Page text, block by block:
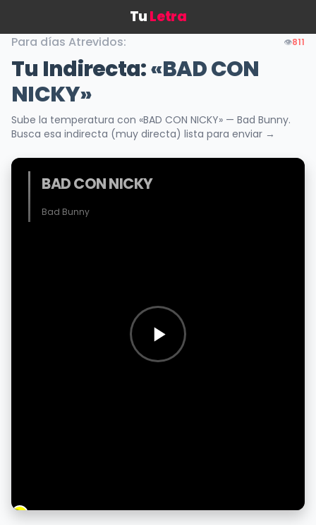
TuLetra
Para días Atrevidos: 👁️811
Tu Indirecta:«BAD CON
NICKY»
Sube la temperatura con «BAD CON NICKY» — Bad Bunny.
Busca esa indirecta (muy directa) lista para enviar →
BAD CON NICKY
Bad Bunny